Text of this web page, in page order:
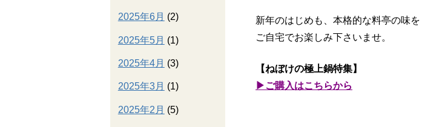
新年のはじめも、本格的な料亭の味を
ご自宅でお楽しみ下さいませ。
【ねぼけの極上鍋特集】
▶ご購入はこちらから
2025年6月 (2)
2025年5月 (1)
2025年4月 (3)
2025年3月 (1)
2025年2月 (5)